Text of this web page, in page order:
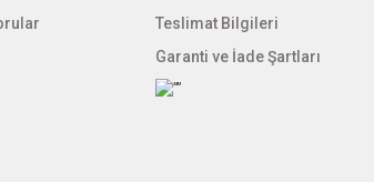
Teslimat Bilgileri
Garanti ve İade Şartları